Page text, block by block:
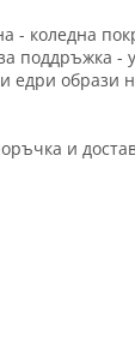
- коледна
поддръжка -
едри образи
и